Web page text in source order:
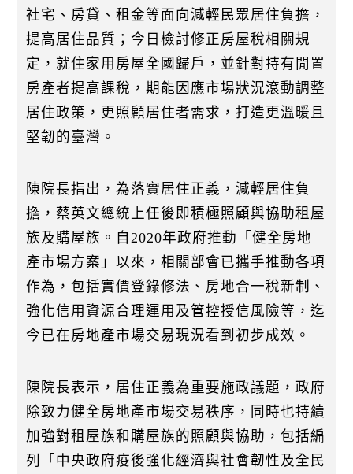
社宅、房貸、租金等面向減輕民眾居住負擔，
提高居住品質；今日檢討修正房屋稅相關規
定，就住家用房屋全國歸戶，並針對持有閒置
房產者提高課稅，期能因應市場狀況滾動調整
居住政策，更照顧居住者需求，打造更溫暖且
堅韌的臺灣。
陳院長指出，為落實居住正義，減輕居住負
擔，蔡英文總統上任後即積極照顧與協助租屋
族及購屋族。自2020年政府推動「健全房地
產市場方案」以來，相關部會已攜手推動各項
作為，包括實價登錄修法、房地合一稅新制、
強化信用資源合理運用及管控授信風險等，迄
今已在房地產市場交易現況看到初步成效。
陳院長表示，居住正義為重要施政議題，政府
除致力健全房地產市場交易秩序，同時也持續
加強對租屋族和購屋族的照顧與協助，包括編
列「中央政府疫後強化經濟與社會韌性及全民